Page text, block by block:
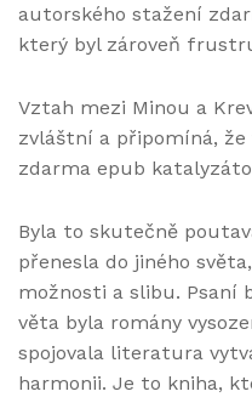
autorského stažení
který byl zároveň
Vztah mezi Minou a
zvláštní a připomíná,
zdarma epub
Byla to skutečně
přenesla do jiného
možnosti a slibu. Psaní
věta byla romány
spojovala literatura
harmonii. Je to kniha,